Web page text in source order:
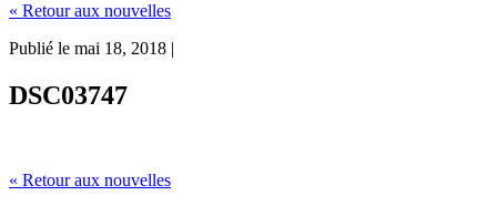
« Retour aux nouvelles
Publié le mai 18, 2018 |
DSC03747
« Retour aux nouvelles